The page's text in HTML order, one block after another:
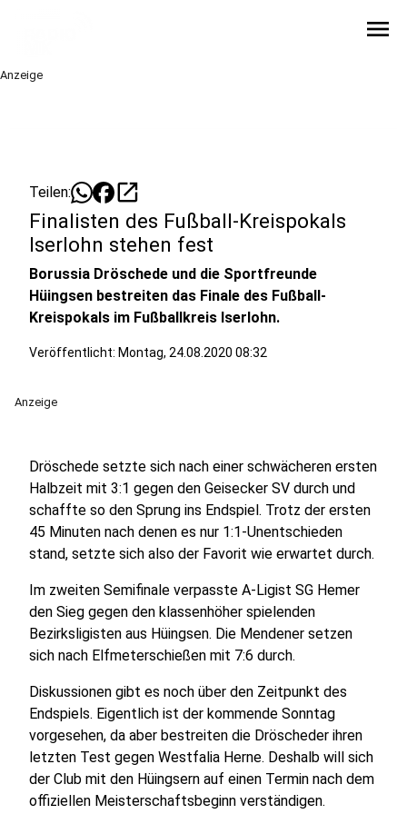
menu
Anzeige
Teilen: open_in_new
Finalisten des Fußball-Kreispokals
Iserlohn stehen fest
Borussia Dröschede und die Sportfreunde
Hüingsen bestreiten das Finale des Fußball-
Kreispokals im Fußballkreis Iserlohn.
Veröffentlicht: Montag, 24.08.2020 08:32
Anzeige
Dröschede setzte sich nach einer schwächeren ersten
Halbzeit mit 3:1 gegen den Geisecker SV durch und
schaffte so den Sprung ins Endspiel. Trotz der ersten
45 Minuten nach denen es nur 1:1-Unentschieden
stand, setzte sich also der Favorit wie erwartet durch.
Im zweiten Semifinale verpasste A-Ligist SG Hemer
den Sieg gegen den klassenhöher spielenden
Bezirksligisten aus Hüingsen. Die Mendener setzen
sich nach Elfmeterschießen mit 7:6 durch.
Diskussionen gibt es noch über den Zeitpunkt des
Endspiels. Eigentlich ist der kommende Sonntag
vorgesehen, da aber bestreiten die Dröscheder ihren
letzten Test gegen Westfalia Herne. Deshalb will sich
der Club mit den Hüingsern auf einen Termin nach dem
offiziellen Meisterschaftsbeginn verständigen.